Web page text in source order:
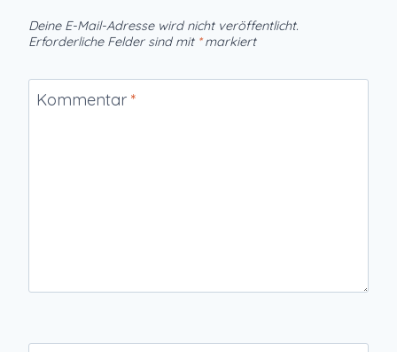
Deine E-Mail-Adresse wird nicht veröffentlicht.
Erforderliche Felder sind mit *markiert
Kommentar *